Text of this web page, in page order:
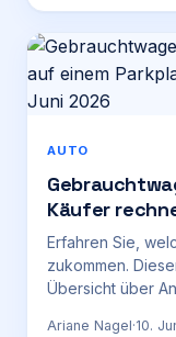
AUTO
Käufer
Erfahren Sie,
zukommen.
Übersicht über
Ariane Nagel·10.